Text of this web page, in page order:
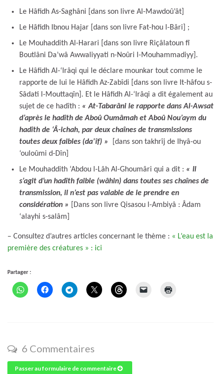
Le Hâfidh As-Saghâni [dans son livre Al-Mawdoû’ât]
Le Hâfidh Ibnou Hajar [dans son livre Fat-hou l-Bâri] ;
Le Mouhaddith Al-Harari [dans son livre Riçâlatoun fî
Boutlâni Da’wâ Awwaliyyati n-Noûri l-Mouhammadiyy].
Le Hâfidh Al-‘Irâqi qui le déclare mounkar tout comme le
rapporte de lui le Hâfidh Az-Zabîdi [dans son livre It-hâfou s-
Sâdati l-Mouttaqîn]. Et le Hâfidh Al-‘Irâqi a dit également au
sujet de ce hadîth : « At-Tabarâni le rapporte dans Al-Awsat
d’après le hadîth de Aboû Oumâmah et Aboû Nou’aym du
hadîth de ‘Â-ichah, par deux chaînes de transmissions
toutes deux faibles (da’îf) »
[dans son takhrîj de Ihyâ-ou
‘ouloûmi d-Dîn]
Le Mouhaddith ‘Abdou l-Lâh Al-Ghoumâri qui a dit : « Il
s’agit d’un hadîth faible (wâhin) dans toutes ses chaînes de
transmission, il n’est pas valable de le prendre en
considération »
[Dans son livre Qisasou l-Ambiyâ : Âdam
‘alayhi s-salâm]
– Consultez d’autres articles concernant le thème : « L’eau est la
première des créatures » : ici
Partager :
6 Commentaires
Passer au formulaire de commentaire